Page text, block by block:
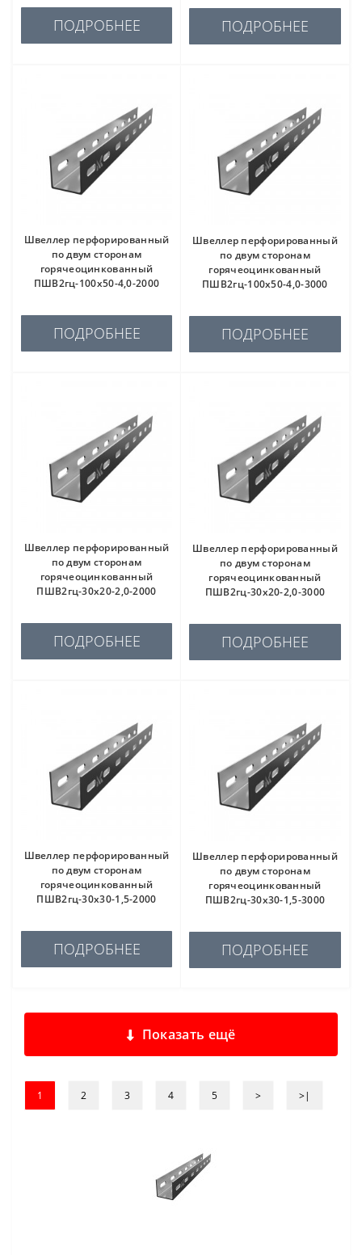
ПОДРОБНЕЕ ПОДРОБНЕЕ
Швеллер перфорированный
по двум сторонам
горячеоцинкованный
ПШВ2гц-100х50-4,0-2000
ПОДРОБНЕЕ
Швеллер перфорированный
по двум сторонам
горячеоцинкованный
ПШВ2гц-100х50-4,0-3000
ПОДРОБНЕЕ
Швеллер перфорированный
по двум сторонам
горячеоцинкованный
ПШВ2гц-30х20-2,0-2000
ПОДРОБНЕЕ
Швеллер перфорированный
по двум сторонам
горячеоцинкованный
ПШВ2гц-30х20-2,0-3000
ПОДРОБНЕЕ
Швеллер перфорированный
по двум сторонам
горячеоцинкованный
ПШВ2гц-30х30-1,5-2000
ПОДРОБНЕЕ
Швеллер перфорированный
по двум сторонам
горячеоцинкованный
ПШВ2гц-30х30-1,5-3000
ПОДРОБНЕЕ
Показать ещё
1 2 3 4 5 > >|